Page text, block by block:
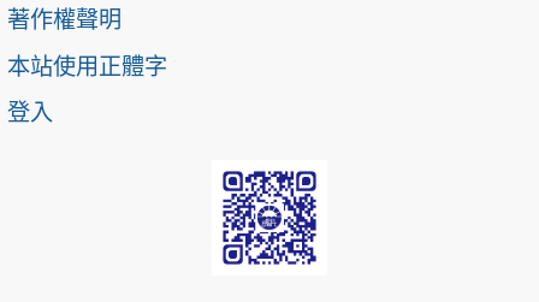
著作權聲明
本站使用正體字
登入